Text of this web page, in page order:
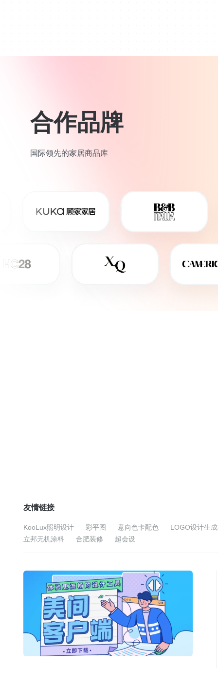
合作品牌
国际领先的家居商品库
友情链接
KooLux照明设计 彩平图 意向色卡配色
LOGO设计生
立邦无机涂料
合肥装修 超会设